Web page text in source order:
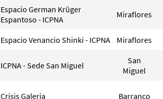
Espacio German Krüger
Espantoso - ICPNA
Miraflores
Espacio Venancio Shinki - ICPNA Miraflores
ICPNA - Sede San Miguel
San
Miguel
Crisis Galeria Barranco